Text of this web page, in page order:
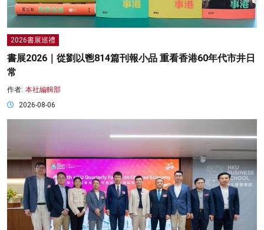
2026書展巡禮
書展2026｜從劉以鬯814篇刊報小品 重看香港60年代市井日
常
作者: 本社編輯部
2026-08-06